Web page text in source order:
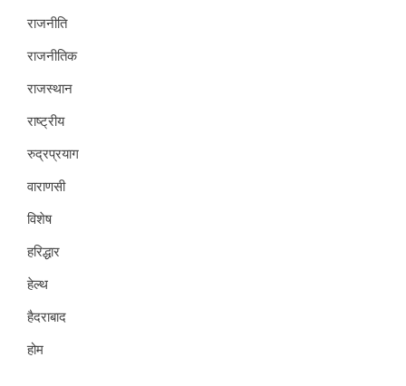
राजनीति
राजनीतिक
राजस्थान
राष्ट्रीय
रुद्रप्रयाग
वाराणसी
विशेष
हरिद्धार
हेल्थ
हैदराबाद
होम